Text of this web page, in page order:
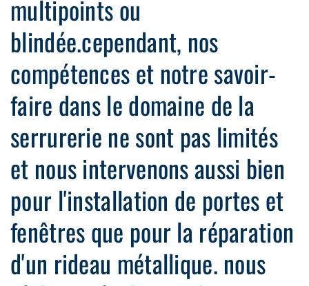
multipoints ou
blindée.cependant, nos
compétences et notre savoir-
faire dans le domaine de la
serrurerie ne sont pas limités
et nous intervenons aussi bien
pour l'installation de portes et
fenêtres que pour la réparation
d'un rideau métallique. nous